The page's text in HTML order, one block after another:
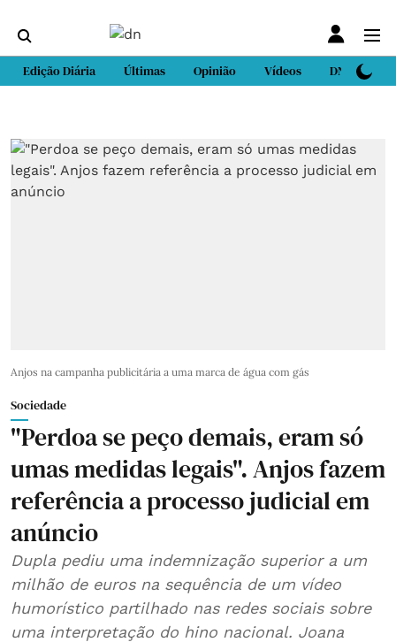
Edição Diária Últimas Opinião Vídeos DN Sport
Anjos na campanha publicitária a uma marca de água com gás
Sociedade
"Perdoa se peço demais, eram só
umas medidas legais". Anjos fazem
referência a processo judicial em
anúncio
Dupla pediu uma indemnização superior a um
milhão de euros na sequência de um vídeo
humorístico partilhado nas redes sociais sobre
uma interpretação do hino nacional. Joana